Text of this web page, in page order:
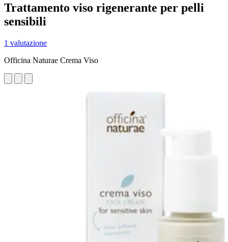
Trattamento viso rigenerante per pelli
sensibili
1 valutazione
Officina Naturae Crema Viso